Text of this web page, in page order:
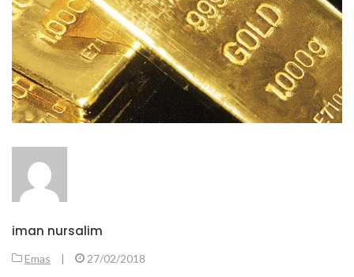
iman nursalim
Emas | 27/02/2018